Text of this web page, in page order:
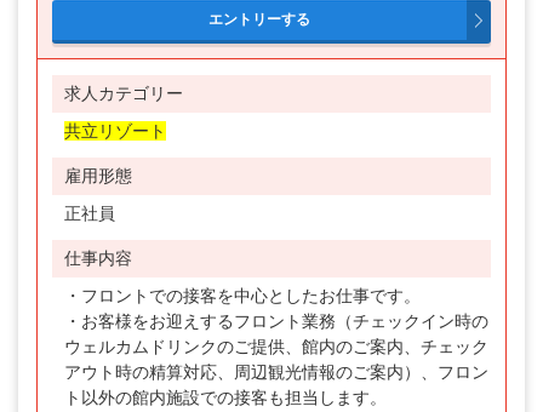
求人カテゴリー
共立リゾート
雇用形態
正社員
仕事内容
・フロントでの接客を中心としたお仕事です。
・お客様をお迎えするフロント業務（チェックイン時の
ウェルカムドリンクのご提供、館内のご案内、チェック
アウト時の精算対応、周辺観光情報のご案内）、フロン
ト以外の館内施設での接客も担当します。